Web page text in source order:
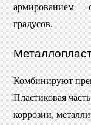
армированием —
градусов.
Комбинируют
Пластиковая
коррозии,